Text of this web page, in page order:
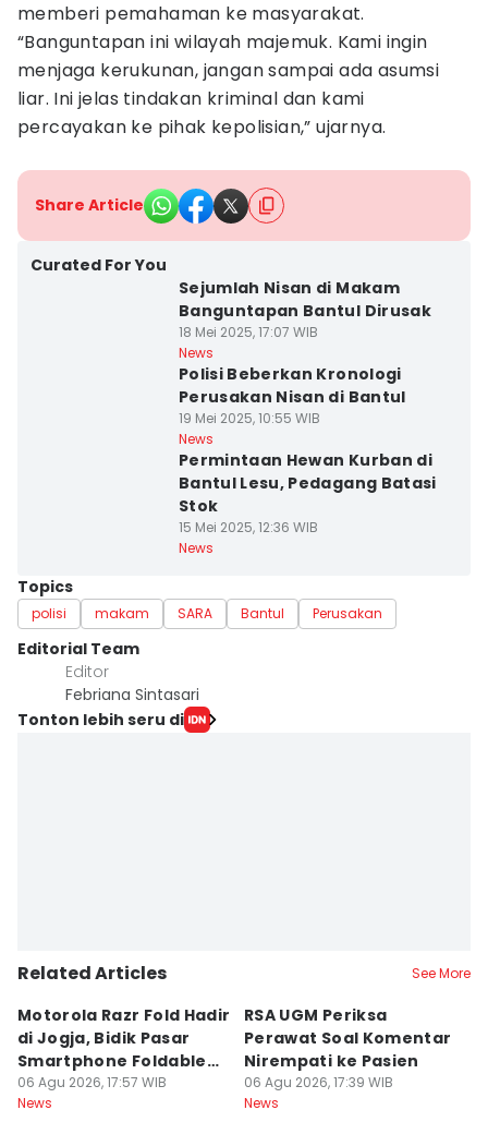
memberi pemahaman ke masyarakat.
“Banguntapan ini wilayah majemuk. Kami ingin
menjaga kerukunan, jangan sampai ada asumsi
liar. Ini jelas tindakan kriminal dan kami
percayakan ke pihak kepolisian,” ujarnya.
Share Article
Curated For You
Sejumlah Nisan di Makam
Banguntapan Bantul Dirusak
18 Mei 2025, 17:07 WIB
News
Polisi Beberkan Kronologi
Perusakan Nisan di Bantul
19 Mei 2025, 10:55 WIB
News
Permintaan Hewan Kurban di
Bantul Lesu, Pedagang Batasi
Stok
15 Mei 2025, 12:36 WIB
News
Topics
polisi makam SARA Bantul Perusakan
Editorial Team
Editor
Febriana Sintasari
Tonton lebih seru di
Related Articles See More
Motorola Razr Fold Hadir
di Jogja, Bidik Pasar
Smartphone Foldable
Premium
06 Agu 2026, 17:57 WIB
News
RSA UGM Periksa
Perawat Soal Komentar
Nirempati ke Pasien
06 Agu 2026, 17:39 WIB
News